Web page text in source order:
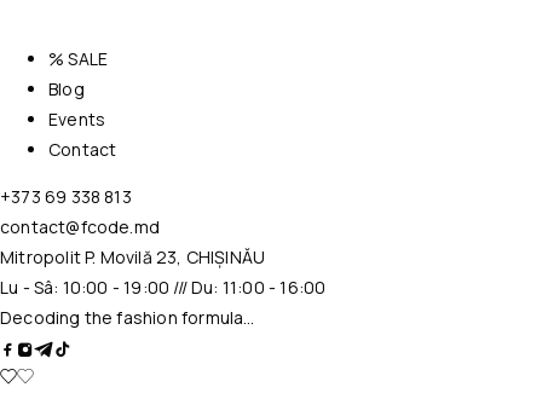
% SALE
Blog
Events
Contact
+373 69 338 813
contact@fcode.md
Mitropolit P. Movilă 23, CHIȘINĂU
Lu - Sâ: 10:00 - 19:00 /// Du: 11:00 - 16:00
Decoding the fashion formula…